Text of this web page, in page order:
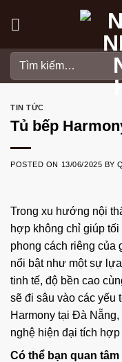
kiếm:
TIN TỨC
Tủ bếp
POSTED ON 13/06/2025 BY
Trong xu hướng nội
hợp không chỉ giúp
phong cách riêng của
nổi bật như một sự
tinh tế, độ bền cao
sẽ đi sâu vào các yếu
Harmony tại Đà
nghệ hiện đại tích
Có thể bạn quan tâm